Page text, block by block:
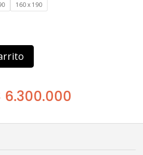
160 x 190
6.300.000Rango
de
precios: